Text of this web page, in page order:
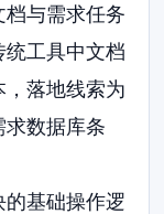
档与需求任务
工具中文档
落地线索为
求数据库条
的基础操作逻